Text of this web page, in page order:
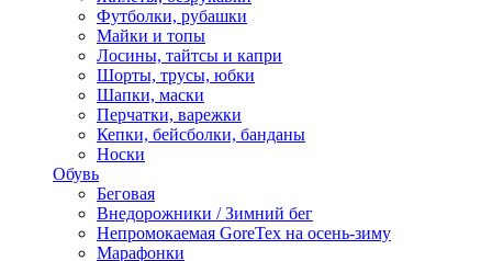
Футболки, рубашки
Майки и топы
Лосины, тайтсы и капри
Шорты, трусы, юбки
Шапки, маски
Перчатки, варежки
Кепки, бейсболки, банданы
Носки
Обувь
Беговая
Внедорожники / Зимний бег
Непромокаемая GoreTex на осень-зиму
Марафонки